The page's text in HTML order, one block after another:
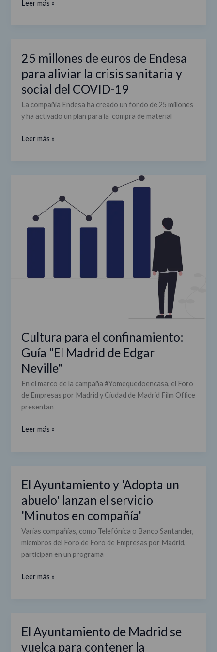
contra
el
COVID-
19
Leer más »
25 millones de euros de Endesa
para aliviar la crisis sanitaria y
social del COVID-19
La compañía Endesa ha creado un fondo de 25 millones
y ha activado un plan para la compra de material
25
de
euros
de
Endesa
aliviar
COVID-
19
Leer más »
Cultura para el confinamiento:
Guía "El Madrid de Edgar
Neville"
En el marco de la campaña #Yomequedoencasa, el Foro
de Empresas por Madrid y Ciudad de Madrid Film Office
presentan
confinamiento:
Guía
Leer más »
El Ayuntamiento y 'Adopta un
abuelo' lanzan el servicio
'Minutos en compañía'
Varias compañías, como Telefónica o Banco Santander,
miembros del Foro de Foro de Empresas por Madrid,
participan en un programa
El
Ayuntamiento
y
'Adopta
un
abuelo'
lanzan
servicio
Leer más »
El Ayuntamiento de Madrid se
vuelca para contener la
El
Ayuntamiento